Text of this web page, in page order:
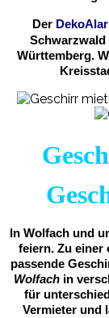
Der
Schwarzwald
Württemberg.
In Wolfach und
feiern. Zu einer
passende
Wolfachin
für
Vermieter und